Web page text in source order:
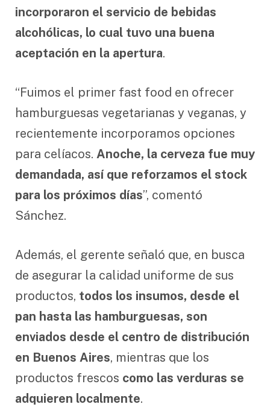
incorporaron el servicio de bebidas
alcohólicas, lo cual tuvo una buena
aceptación en la apertura.
“Fuimos el primer fast food en ofrecer
hamburguesas vegetarianas y veganas, y
recientemente incorporamos opciones
para celíacos. Anoche, la cerveza fue muy
demandada, así que reforzamos el stock
para los próximos días”, comentó
Sánchez.
Además, el gerente señaló que, en busca
de asegurar la calidad uniforme de sus
productos, todos los insumos, desde el
pan hasta las hamburguesas, son
enviados desde el centro de distribución
en Buenos Aires, mientras que los
productos frescos como las verduras se
adquieren localmente.